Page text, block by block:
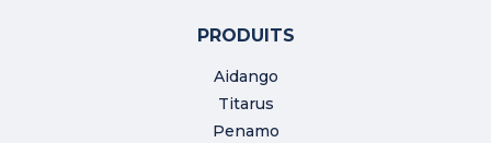
PRODUITS
Aidango
Titarus
Penamo